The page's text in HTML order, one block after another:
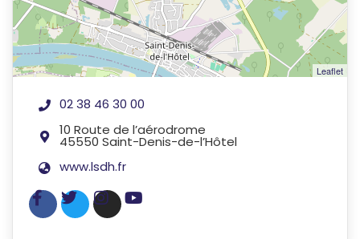
Leaflet
02 38 46 30 00
10 Route de l’aérodrome
45550 Saint-Denis-de-l’Hôtel
www.lsdh.fr